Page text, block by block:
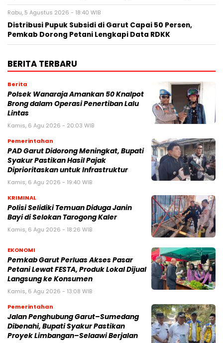
Rabu, 5 Agustus 2026 - 18:40 WIB
Distribusi Pupuk Subsidi di Garut Capai 50 Persen,
Pemkab Dorong Petani Lengkapi Data RDKK
BERITA TERBARU
Berita
Polsek Wanaraja Amankan 50 Knalpot
Brong dalam Operasi Penertiban Lalu
Lintas
Kamis, 6 Agu 2026 - 20:03 WIB
Pemerintahan
PAD Garut Didorong Meningkat, Bupati
Syakur Pastikan Hasil Pajak
Diprioritaskan untuk Infrastruktur
Kamis, 6 Agu 2026 - 19:40 WIB
KRIMINAL
Polisi Selidiki Temuan Diduga Janin
Bayi di Selokan Tarogong Kaler
Kamis, 6 Agu 2026 - 18:26 WIB
EKONOMI
Pemkab Garut Perluas Akses Pasar
Petani Lewat FESTA, Produk Lokal Dijual
Langsung ke Konsumen
Kamis, 6 Agu 2026 - 13:08 WIB
Pemerintahan
Jalan Penghubung Garut–Sumedang
Dibenahi, Bupati Syakur Pastikan
Proyek Limbangan–Selaawi Berjalan